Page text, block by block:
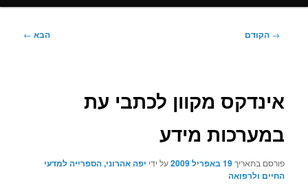
ניווט
→ הקודם הבא ←
אינדקס מקוון לכתבי עת
במערכות מידע
פורסם בתאריך19 באפריל 2009 על ידי יפה אהרוני, הספרייה למדעי
החיים ולרפואה